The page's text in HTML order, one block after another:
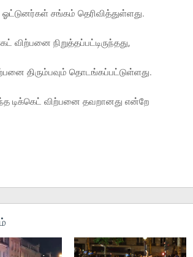
சங்கம் தெரிவித்துள்ளது.
நிறுத்தப்பட்டிருந்தது,
திரும்பவும் தொடங்கப்பட்டுள்ளது.
டிக்கெட் விற்பனை தவறானது என்றே